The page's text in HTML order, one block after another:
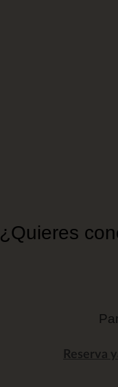
¿Quieres
Reserva